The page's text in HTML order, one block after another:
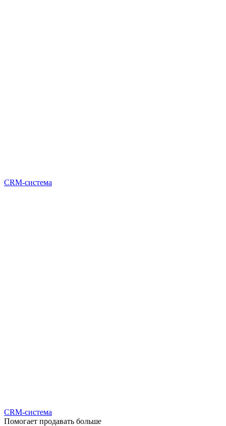
CRM-система
CRM-система
Помогает продавать больше